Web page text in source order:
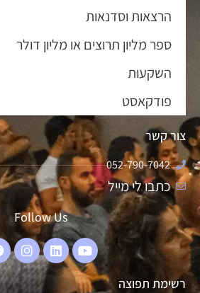
הרצאות וסדנאות
ספר מליון תרוצים או מליון דולר
השקעות
פודקאסט
צור קשר
052-790-7042
כתבו לי מייל
Follow Us
רשימת תפוצה